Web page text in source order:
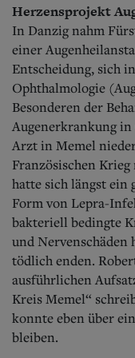
Herzensprojekt
In Danzig nahm
einer
Entscheidung, sich
Ophthalmologie
Besonderen der
Augenerkrankung in
Arzt in Memel
Französischen
hatte sich längst ein
Form von Lepra-
bakteriell bedingte
und
tödlich enden.
ausführlichen
Kreis Memel“
konnte eben über
bleiben.